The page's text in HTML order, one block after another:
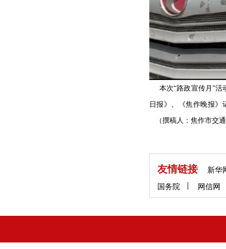
本次“路政宣传月”活
日报》、《焦作晚报
（撰稿人：焦作市交
友情链接
新华
国务院
网信网